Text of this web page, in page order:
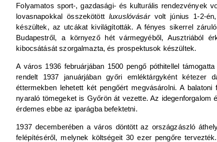
Folyamatos sport-, gazdasági- és kulturális rendezvények
lovasnapokkal összekötött luxuslóvásárvolt június 1-2-
készültek, az utcákat kivilágították. A fényes sikerrel
Budapestről, a környező hét vármegyéből, Ausztriából
kibocsátását szorgalmazta, és prospektusok készültek.
A város 1936 februárjában 1500 pengő póthitellel
rendelt 1937 januárjában győri emléktárgyként kétezer
éttermekben lehetett két pengőért megvásárolni. A
nyaraló tömegeket is Győrön át vezette. Az idegenforgalom
érdemes ebbe az iparágba befektetni.
1937 decemberében a város döntött az országzászló
felépítéséről, melynek költségeit 30 ezer pengőre